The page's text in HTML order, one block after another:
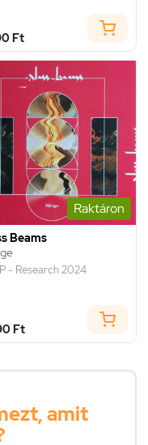
Ft
Raktáron
Beams
- Research 2024
Ft
amit